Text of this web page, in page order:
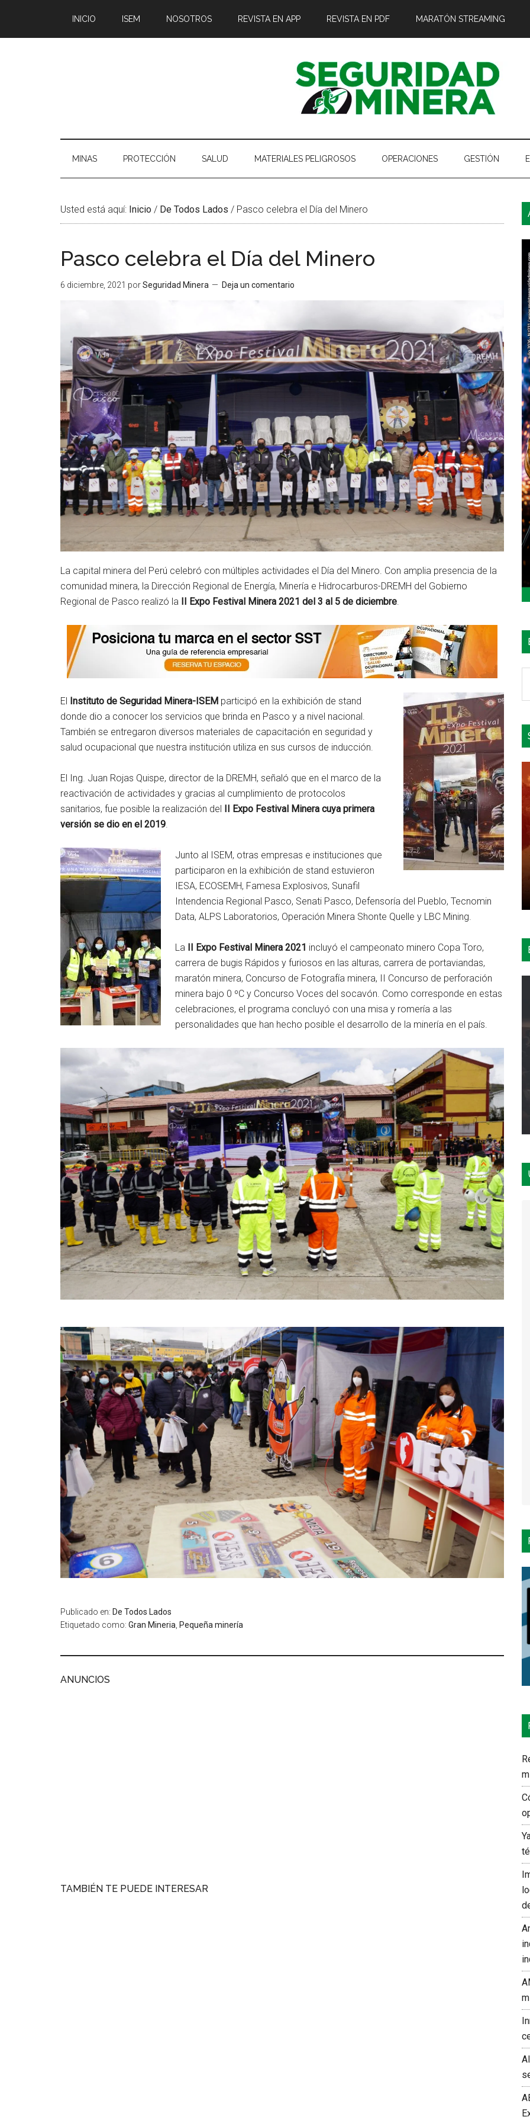
contenido
secondary
la
pie
INICIO ISEM NOSOTROS REVISTA EN APP REVISTA EN PDF MARATÓN STREAMING
MINAS PROTECCIÓN SALUD MATERIALES PELIGROSOS OPERACIONES GESTIÓN
Usted está aquí: Inicio / De Todos Lados / Pasco celebra el Día del Minero
Pasco celebra el Día del Minero
6 diciembre, 2021 porSeguridad Minera Deja un comentario
La capital minera del Perú celebró con múltiples actividades el Día del Minero. Con amplia presencia de la
comunidad minera, la Dirección Regional de Energía, Minería e Hidrocarburos-DREMH del Gobierno
Regional de Pasco realizó la
II Expo Festival Minera 2021 del 3 al 5 de diciembre.
El Instituto de Seguridad Minera-ISEM participó en la exhibición de stand
donde dio a conocer los servicios que brinda en Pasco y a nivel nacional.
También se entregaron diversos materiales de capacitación en seguridad y
salud ocupacional que nuestra institución utiliza en sus cursos de inducción.
El Ing. Juan Rojas Quispe, director de la DREMH, señaló que en el marco de la
reactivación de actividades y gracias al cumplimiento de protocolos
sanitarios, fue posible la realización del
II Expo Festival Minera cuya primera
versión se dio en el 2019.
Junto al ISEM, otras empresas e instituciones que
participaron en la exhibición de stand estuvieron
IESA, ECOSEMH, Famesa Explosivos, Sunafil
Intendencia Regional Pasco, Senati Pasco, Defensoría del Pueblo, Tecnomin
Data, ALPS Laboratorios, Operación Minera Shonte Quelle y LBC Mining.
La II Expo Festival Minera 2021 incluyó el campeonato minero Copa Toro,
carrera de bugis Rápidos y furiosos en las alturas, carrera de portaviandas,
maratón minera, Concurso de Fotografía minera, II Concurso de perforación
minera bajo 0 ºC y Concurso Voces del socavón. Como corresponde en estas
celebraciones, el programa concluyó con una misa y romería a las
personalidades que han hecho posible el desarrollo de la minería en el país.
Publicado en: De Todos Lados
Etiquetado como: Gran Mineria Pequeña minería
ANUNCIOS
TAMBIÉN TE PUEDE INTERESAR